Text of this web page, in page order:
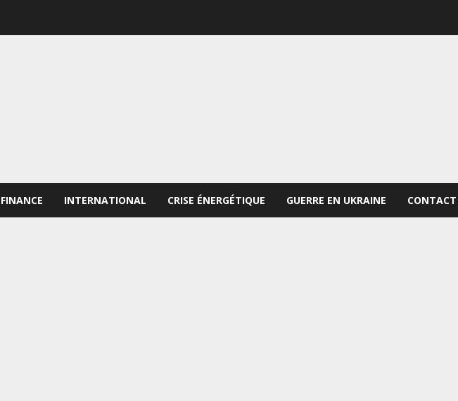
FINANCE INTERNATIONAL CRISE ÉNERGÉTIQUE GUERRE EN UKRAINE CONTACT